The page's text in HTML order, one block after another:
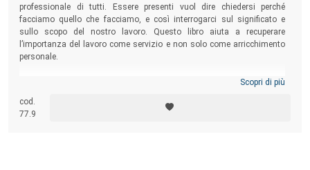
professionale di tutti. Essere presenti vuol dire chiedersi perché
facciamo quello che facciamo, e così interrogarci sul significato e
sullo scopo del nostro lavoro. Questo libro aiuta a recuperare
l’importanza del lavoro come servizio e non solo come arricchimento
personale.
Scopri di più
cod.
77.9